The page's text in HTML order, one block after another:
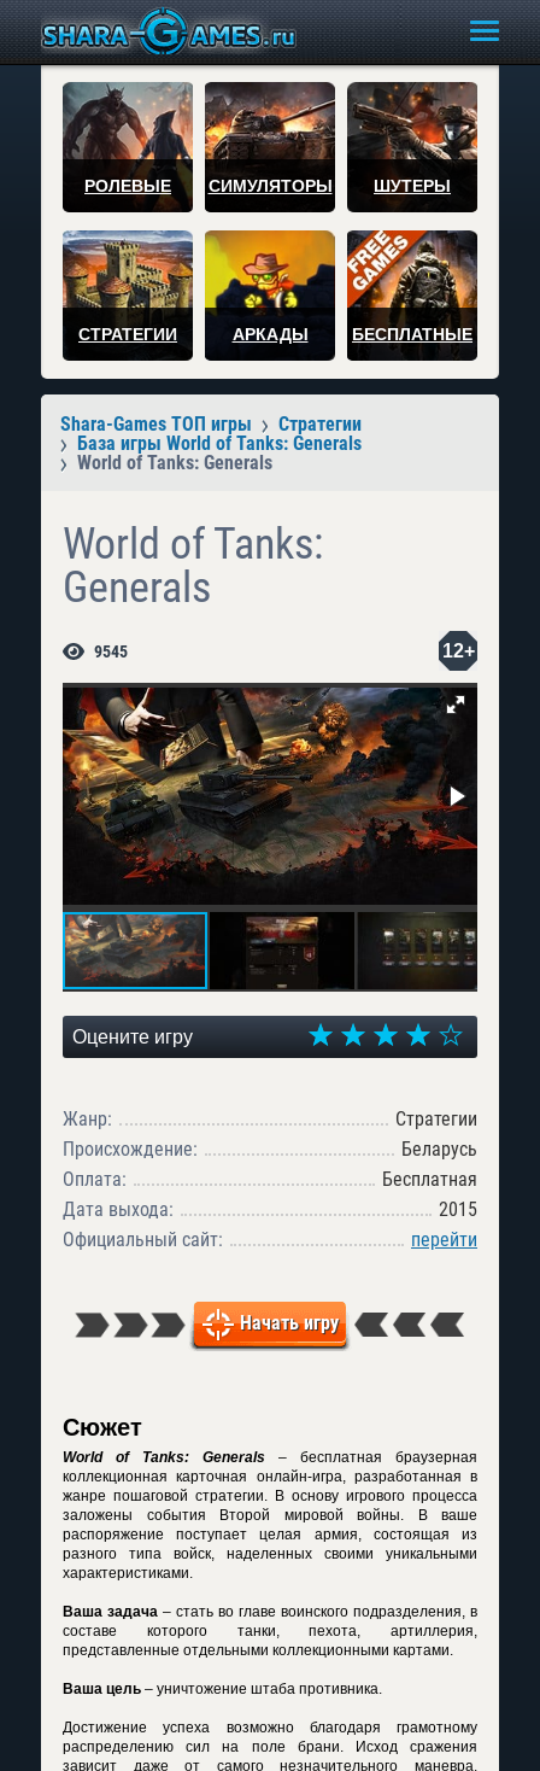
РОЛЕВЫЕ СИМУЛЯТОРЫ ШУТЕРЫ
СТРАТЕГИИ АРКАДЫ БЕСПЛАТНЫЕ
Shara-Games ТОП игры
Стратегии
База игры World of Tanks: Generals
World of Tanks: Generals
World of Tanks:
Generals
9545 12+
Оцените игру
Жанр:
Стратегии
Происхождение:
Беларусь
Оплата:
Бесплатная
Дата выхода:
2015
Официальный сайт:
перейти
Начать игру
Сюжет
World of Tanks: Generals – бесплатная браузерная
коллекционная карточная онлайн-игра, разработанная в
жанре пошаговой стратегии. В основу игрового процесса
заложены события Второй мировой войны. В ваше
распоряжение поступает целая армия, состоящая из
разного типа войск, наделенных своими уникальными
характеристиками.
Ваша задача – стать во главе воинского подразделения, в
составе которого танки, пехота, артиллерия,
представленные отдельными коллекционными картами.
Ваша цель – уничтожение штаба противника.
Достижение успеха возможно благодаря грамотному
распределению сил на поле брани. Исход сражения
зависит даже от самого незначительного маневра.